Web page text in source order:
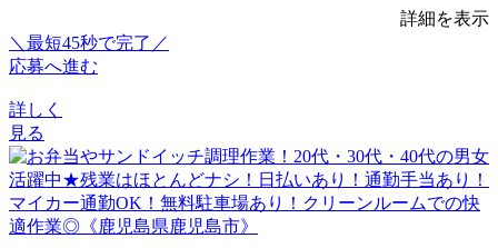
詳細を表示
＼最短45秒で完了／
応募へ進む
詳しく
見る